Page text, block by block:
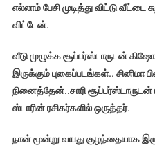
எல்லாம் பேசி முடித்து விட்டு வீட்டை
விட்டேன்.
வீடு முழுக்க சூப்பர்ஸ்டாருடன்
இருக்கும் புகைப்படங்கள்.. சினிமா
நினைத்தேன்..சாரி
ஸ்டாரின் ரசிகர்களில் ஒருத்தர்.
நான் மூன்று வயது குழந்தையாக